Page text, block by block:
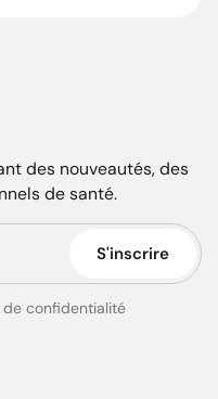
des nouveautés, des
de santé.
S'inscrire
confidentialité